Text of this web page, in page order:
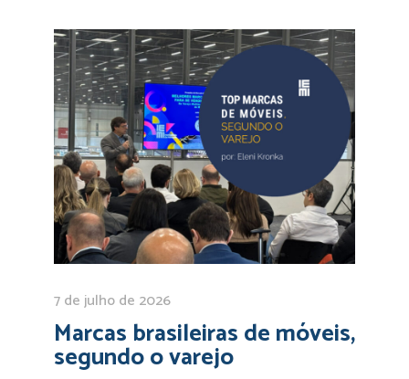
7 de julho de 2026
Marcas brasileiras de móveis,
segundo o varejo